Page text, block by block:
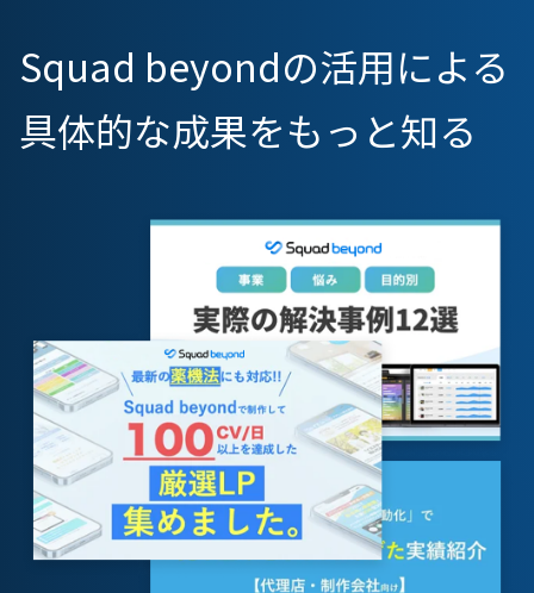
Squad beyondの活用による
具体的な成果をもっと知る